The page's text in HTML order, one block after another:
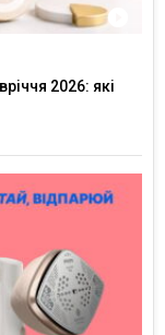
2026: які